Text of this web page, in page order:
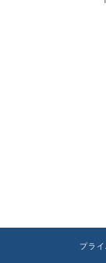
プラ